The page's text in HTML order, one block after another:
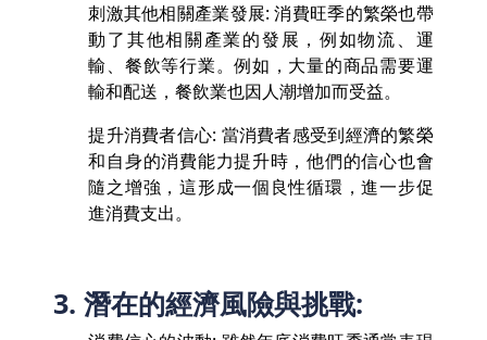
刺激其他相關產業發展: 消費旺季的繁榮也帶
動了其他相關產業的發展，例如物流、運
輸、餐飲等行業。例如，大量的商品需要運
輸和配送，餐飲業也因人潮增加而受益。
提升消費者信心: 當消費者感受到經濟的繁榮
和自身的消費能力提升時，他們的信心也會
隨之增強，這形成一個良性循環，進一步促
進消費支出。
3. 潛在的經濟風險與挑戰: